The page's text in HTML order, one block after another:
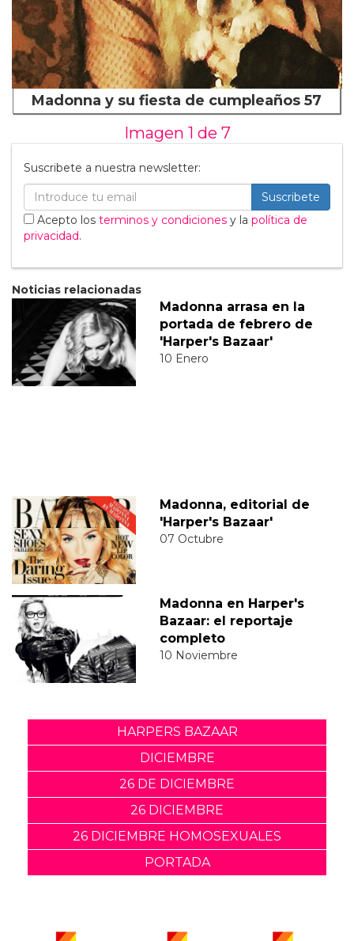
Madonna y su fiesta de cumpleaños 57
Imagen 1 de 7
Suscribete a nuestra newsletter:
Suscribete
Acepto los terminos y condiciones y la política de
privacidad.
Noticias relacionadas
Madonna arrasa en la
portada de febrero de
'Harper's Bazaar'
10 Enero
Madonna, editorial de
'Harper's Bazaar'
07 Octubre
Madonna en Harper's
Bazaar: el reportaje
completo
10 Noviembre
HARPERS BAZAAR
DICIEMBRE
26 DE DICIEMBRE
26 DICIEMBRE
26 DICIEMBRE HOMOSEXUALES
PORTADA